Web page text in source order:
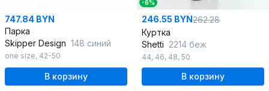
747.84 BYN
Парка
Skipper Design 148 синий
one size, 42-50
В корзину
-6%
246.55 BYN262.28
Куртка
Shetti 2214 беж
44, 46, 48, 50
В корзину